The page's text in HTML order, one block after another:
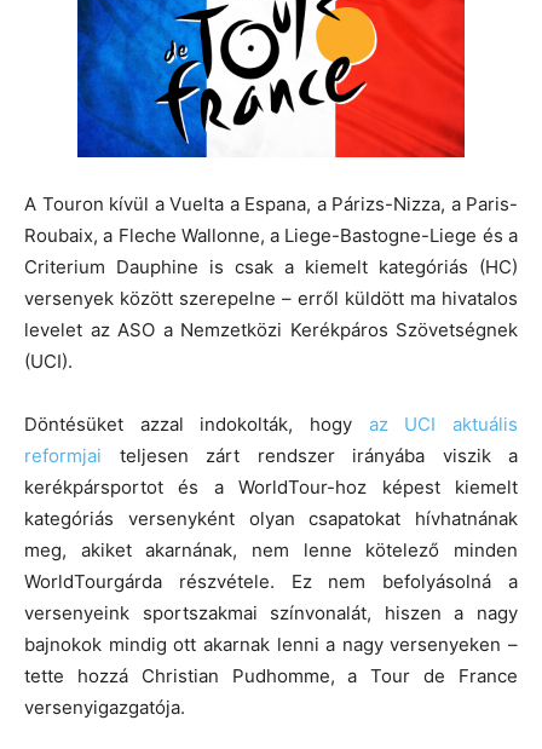
A Touron kívül a Vuelta a Espana, a Párizs-Nizza, a Paris-
Roubaix, a Fleche Wallonne, a Liege-Bastogne-Liege és a
Criterium Dauphine is csak a kiemelt kategóriás (HC)
versenyek között szerepelne – erről küldött ma hivatalos
levelet az ASO a Nemzetközi Kerékpáros Szövetségnek
(UCI).
Döntésüket azzal indokolták, hogy az UCI aktuális
reformjai teljesen zárt rendszer irányába viszik a
kerékpársportot és a WorldTour-hoz képest kiemelt
kategóriás versenyként olyan csapatokat hívhatnának
meg, akiket akarnának, nem lenne kötelező minden
WorldTourgárda részvétele. Ez nem befolyásolná a
versenyeink sportszakmai színvonalát, hiszen a nagy
bajnokok mindig ott akarnak lenni a nagy versenyeken –
tette hozzá Christian Pudhomme, a Tour de France
versenyigazgatója.